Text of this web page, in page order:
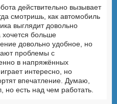
действительно вызывает
смотришь, как автомобиль
выглядит довольно
хочется больше
довольно удобное, но
проблемы с
в напряжённых
интересно, но
впечатление. Думаю,
но есть над чем работать.